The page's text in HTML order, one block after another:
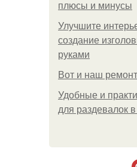
плюсы и минусы
Улучшите
создание
руками
Boт и наш
Удобные и
для раздевалок